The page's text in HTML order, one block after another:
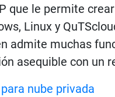
le permite
Linux y
admite muchas
asequible con un
nube privada